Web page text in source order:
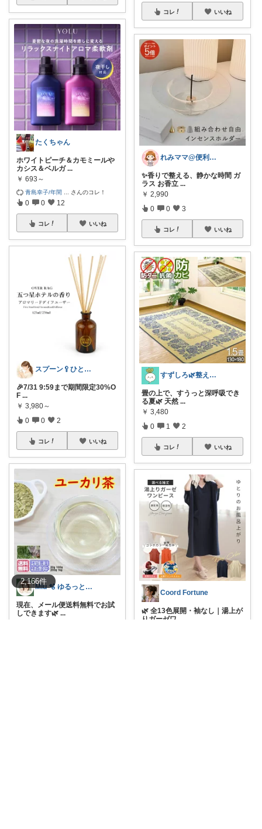
2,166件
たくちゃん
ホワイトピーチ＆カモミールや
カシス＆ベルガ ...
￥ 693～
青島幸子/年間 さんのコレ！
0 0 12
コレ いいね
スプーン🥄ひとさじの暮らし
🎉7/31 9:59まで期間限定30%O
F ...
￥ 3,980～
0 0 2
コレ いいね
Miu 🫧 ゆるっと自分磨き。
現在、メール便送料無料でお試
しできます🌿 ...
コレ いいね
れみママ@便利雑貨¸¸kids
✨香りで整える、静かな時間 ガ
ラス お香立 ...
￥ 2,990
0 0 3
コレ いいね
すずしろ🌿整えながら、ゆるく暮らす
畳の上で、すうっと深呼吸でき
る夏🌿 天然 ...
￥ 3,480
0 1 2
コレ いいね
Coord Fortune
🌿 全13色展開・袖なし｜湯上が
りガーゼワ